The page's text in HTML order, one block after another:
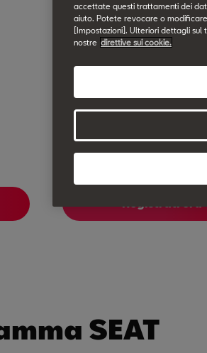
Registrati alla
SEAT
accettate questi trattamenti dei
aiuto. Potete revocare o
[Impostazioni]. Ulteriori dettagli
nostre direttive sui cookie.